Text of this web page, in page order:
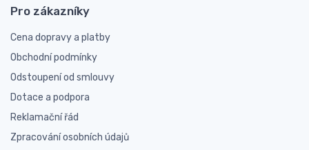
Pro zákazníky
Cena dopravy a platby
Obchodní podmínky
Odstoupení od smlouvy
Dotace a podpora
Reklamační řád
Zpracování osobních údajů